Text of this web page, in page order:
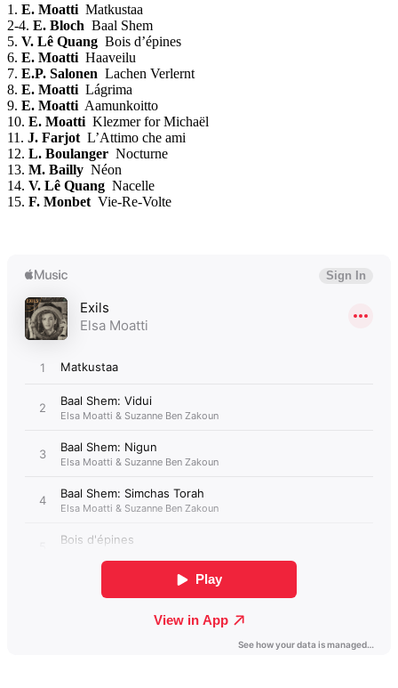
1. E. Moatti Matkustaa
2-4. E. Bloch Baal Shem
5. V. Lê Quang Bois d’épines
6. E. Moatti Haaveilu
7. E.P. Salonen Lachen Verlernt
8. E. Moatti Lágrima
9. E. Moatti Aamunkoitto
10. E. Moatti Klezmer for Michaël
11. J. Farjot L’Attimo che ami
12. L. Boulanger Nocturne
13. M. Bailly Néon
14. V. Lê Quang Nacelle
15. F. Monbet Vie-Re-Volte